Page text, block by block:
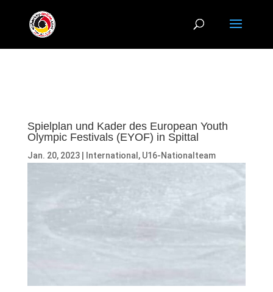
Spielplan und Kader des European Youth
Olympic Festivals (EYOF) in Spittal
Jan. 20, 2023| International , U16-Nationalteam